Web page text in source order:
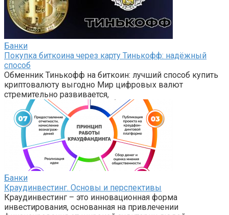
Банки
Покупка биткоина через карту Тинькофф: надёжный
способ
Обменник Тинькофф на биткоин: лучший способ купить
криптовалюту выгодно Мир цифровых валют
стремительно развивается,
Банки
Краудинвестинг. Основы и перспективы
Краудинвестинг – это инновационная форма
инвестирования, основанная на привлечении